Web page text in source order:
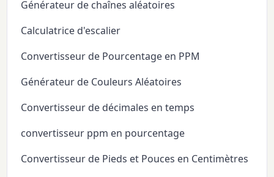
Générateur de chaînes aléatoires
Calculatrice d'escalier
Convertisseur de Pourcentage en PPM
Générateur de Couleurs Aléatoires
Convertisseur de décimales en temps
convertisseur ppm en pourcentage
Convertisseur de Pieds et Pouces en Centimètres